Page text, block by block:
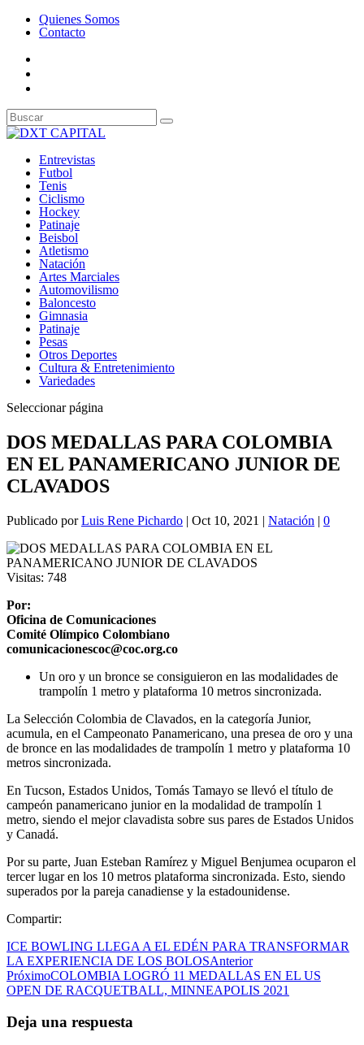
Quienes Somos
Contacto
Entrevistas
Futbol
Tenis
Ciclismo
Hockey
Patinaje
Beisbol
Atletismo
Natación
Artes Marciales
Automovilismo
Baloncesto
Gimnasia
Patinaje
Pesas
Otros Deportes
Cultura & Entretenimiento
Variedades
Seleccionar página
DOS MEDALLAS PARA COLOMBIA
EN EL PANAMERICANO JUNIOR DE
CLAVADOS
Publicado porLuis Rene Pichardo | Oct 10, 2021 | Natación | 0
Visitas: 748
Por:
Oficina de Comunicaciones
Comité Olímpico Colombiano
comunicacionescoc@coc.org.co
Un oro y un bronce se consiguieron en las modalidades de
trampolín 1 metro y plataforma 10 metros sincronizada.
La Selección Colombia de Clavados, en la categoría Junior,
acumula, en el Campeonato Panamericano, una presea de oro y una
de bronce en las modalidades de trampolín 1 metro y plataforma 10
metros sincronizada.
En Tucson, Estados Unidos, Tomás Tamayo se llevó el título de
campeón panamericano junior en la modalidad de trampolín 1
metro, siendo el mejor clavadista sobre sus pares de Estados Unidos
y Canadá.
Por su parte, Juan Esteban Ramírez y Miguel Benjumea ocuparon el
tercer lugar en los 10 metros plataforma sincronizada. Esto, siendo
superados por la pareja canadiense y la estadounidense.
Compartir:
ICE BOWLING LLEGA A EL EDÉN PARA TRANSFORMAR
LA EXPERIENCIA DE LOS BOLOSAnterior
PróximoCOLOMBIA LOGRÓ 11 MEDALLAS EN EL US
OPEN DE RACQUETBALL, MINNEAPOLIS 2021
Deja una respuesta